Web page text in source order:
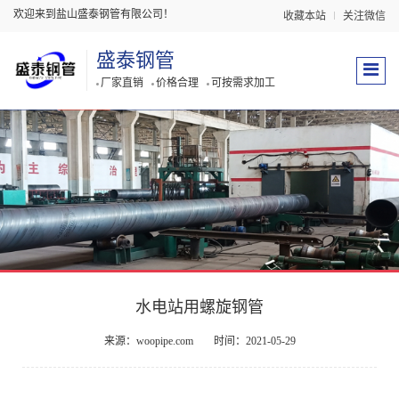
欢迎来到盐山盛泰钢管有限公司！ 收藏本站 关注微信
盛泰钢管
厂家直销 价格合理 可按需求加工
水电站用螺旋钢管
来源：woopipe.com 时间：2021-05-29